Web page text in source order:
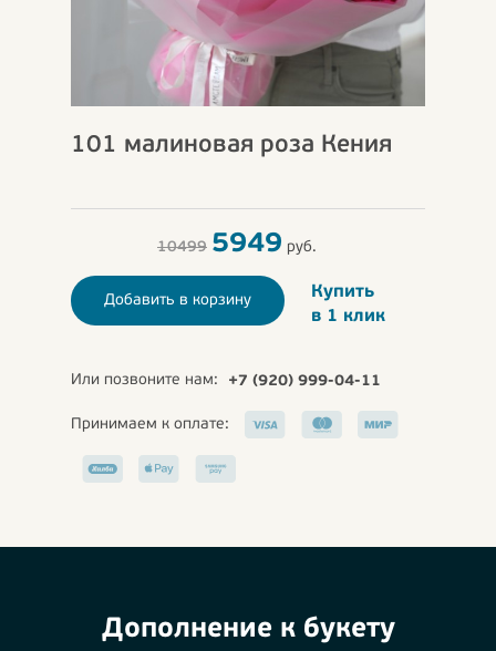
101 малиновая роза Кения
10499 5949 руб.
Добавить в корзину
Купить
в 1 клик
Или позвоните нам: +7 (920) 999-04-11
Принимаем к оплате:
Дополнение к букету